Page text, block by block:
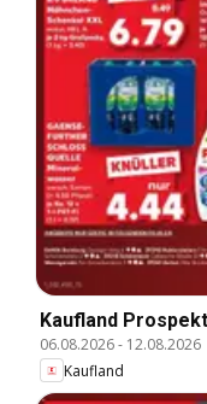
Kaufland
06.08.2026- 12.08.2026
Kaufland